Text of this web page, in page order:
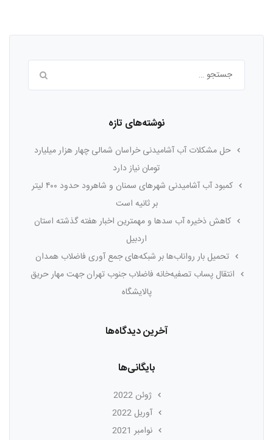
برای:
نوشته‌های تازه
حل مشکلات آب آشامیدنی خراسان شمالی چهار هزار میلیارد
تومان نیاز دارد
کمبود آب آشامیدنی شهرهای سمنان و شاهرود حدود ۴۰۰ لیتر
بر ثانیه است
کاهش ذخیره آب سدها و مهمترین اخبار هفته گذشته استان
اردبیل
تحمیل بار رواناب‌ها بر شبکه‌های جمع آوری فاضلاب همدان
انتقال پساب تصفیه‌خانه فاضلاب جنوب تهران جهت مهار حریق
پالایشگاه
آخرین دیدگاه‌ها
بایگانی‌ها
ژوئن 2022
آوریل 2022
نوامبر 2021